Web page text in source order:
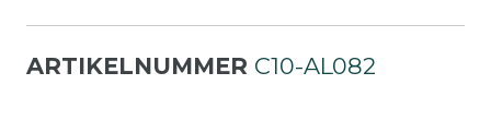
ARTIKELNUMMER C10-AL082